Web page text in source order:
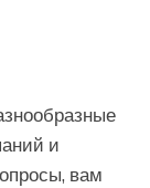
и
вам